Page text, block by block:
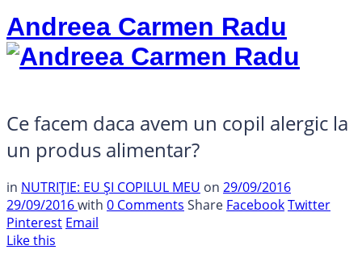
Andreea Carmen Radu
Ce facem daca avem un copil alergic la
un produs alimentar?
in NUTRIȚIE: EU ȘI COPILUL MEU on 29/09/2016
29/09/2016with 0 Comments Share FacebookTwitter
Pinterest Email
Like this